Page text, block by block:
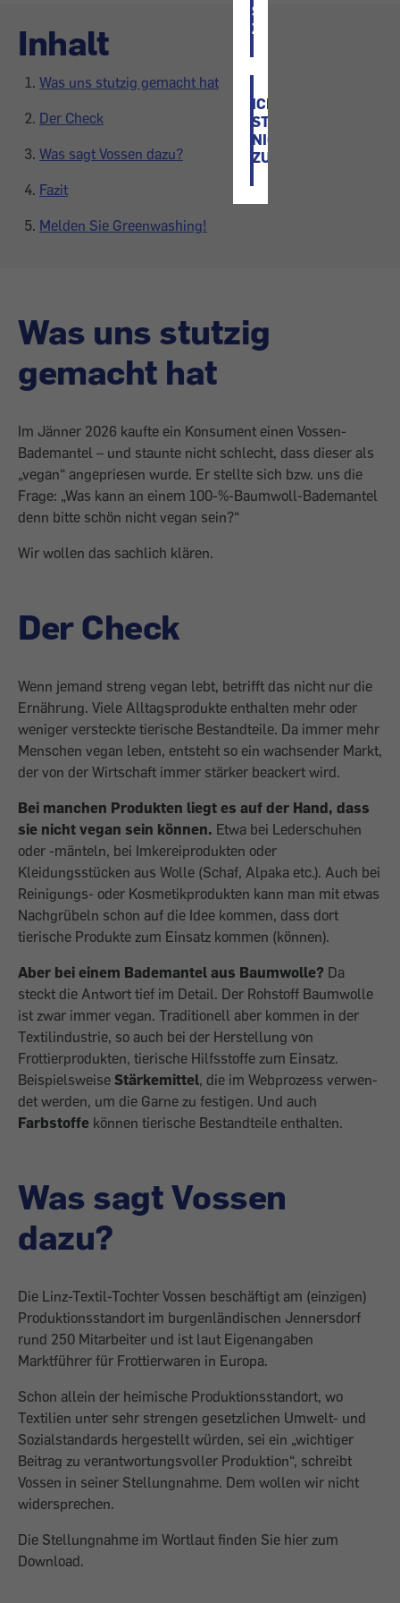
STIMME
ZU
ICH
STIMME
NICHT
ZU
Inhalt
Was uns stutzig gemacht hat
Der Check
Was sagt Vossen dazu?
Fazit
Melden Sie Greenwashing!
Was uns stutzig
gemacht hat
Im Jänner 2026 kaufte ein Konsument einen Vossen-
Bademantel – und staunte nicht schlecht, dass dieser als
„vegan“ angepriesen wurde. Er stellte sich bzw. uns die
Frage: „Was kann an einem 100-%-Baumwoll-Bade­mantel
denn bitte schön nicht vegan sein?“
Wir wollen das sachlich klären.
Der Check
Wenn jemand streng vegan lebt, betrifft das nicht nur die
Ernährung. Viele Alltagsprodukte enthalten mehr oder
weniger versteckte tierische Be­standteile. Da immer mehr
Menschen vegan leben, entsteht so ein wachsender Markt,
der von der Wirtschaft immer stär­ker beackert wird.
Bei manchen Produkten liegt es auf der Hand, dass
sie nicht vegan sein können. Etwa bei Lederschuhen
oder -mänteln, bei Imkereiprodukten oder
Kleidungsstücken aus Wolle (Schaf, Alpaka etc.). Auch bei
Reinigungs- oder Kosmetikprodukten kann man mit etwas
Nachgrübeln schon auf die Idee kommen, dass dort
tierische Produkte zum Einsatz kommen (können).
Aber bei einem Bademantel aus Baumwolle? Da
steckt die Antwort tief im Detail. Der Rohstoff Baumwolle
ist zwar immer vegan. Traditionell aber kommen in der
Textilindustrie, so auch bei der Herstel­lung von
Frottierprodukten, tierische Hilfsstoffe zum Einsatz.
Beispielsweise Stärkemittel, die im Webprozess verwen­
det werden, um die Garne zu festigen. Und auch
Farbstoffe können tierische Bestand­teile enthalten.
Was sagt Vossen
dazu?
Die Linz-Textil-Tochter Vossen beschäftigt am (einzigen)
Produktionsstandort im burgenländi­schen Jennersdorf
rund 250 Mitarbeiter und ist laut Eigenangaben
Marktführer für Frottierwaren in Europa.
Schon allein der heimische Produktionsstandort, wo
Textilien unter sehr strengen gesetzlichen Umwelt- und
Sozialstandards hergestellt würden, sei ein „wichtiger
Beitrag zu ver­antwortungsvoller Produktion“, schreibt
Vossen in seiner Stellungnahme. Dem wollen wir nicht
widersprechen.
Die Stellungnahme im Wortlaut finden Sie hier zum
Download.